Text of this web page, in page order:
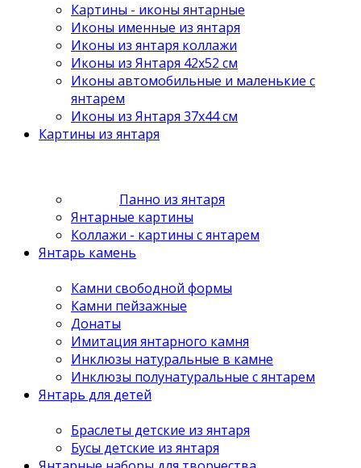
Картины - иконы янтарные
Иконы именные из янтаря
Иконы из янтаря коллажи
Иконы из Янтаря 42х52 см
Иконы автомобильные и маленькие с
янтарем
Иконы из Янтаря 37х44 см
Картины из янтаря
Панно из янтаря
Янтарные картины
Коллажи - картины с янтарем
Янтарь камень
Камни свободной формы
Камни пейзажные
Донаты
Имитация янтарного камня
Инклюзы натуральные в камне
Инклюзы полунатуральные с янтарем
Янтарь для детей
Браслеты детские из янтаря
Бусы детские из янтаря